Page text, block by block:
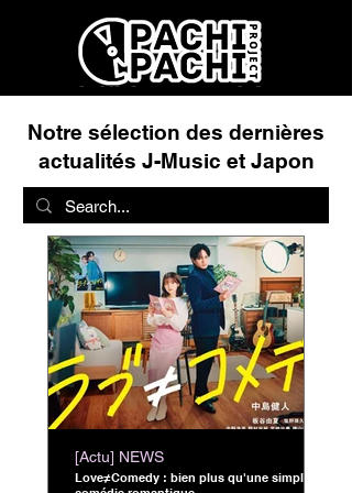
Notre sélection des dernières
actualités J-Music et Japon
Love≠Comedy : bien plus qu'une simple
[Actu] NEWS